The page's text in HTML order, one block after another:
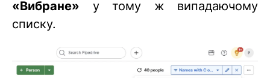
«Вибране» у тому ж випадаючому
списку.